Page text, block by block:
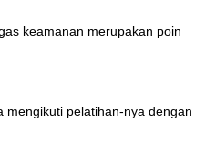
keamanan merupakan poin
mengikuti pelatihan-nya dengan